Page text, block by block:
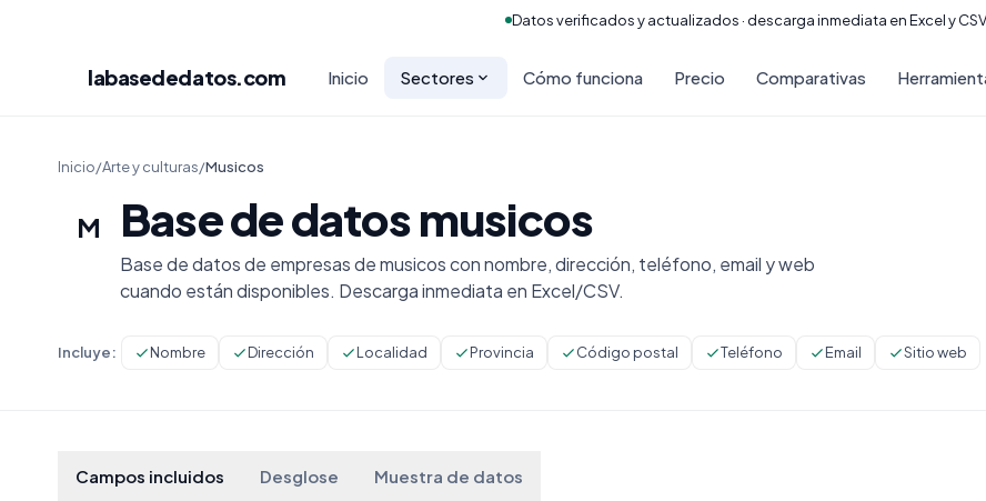
Datos verificados y actualizados · descarga inmediata en Excel y CSV
labasededatos.com Inicio Sectores Cómo funciona Precio Comparativas
Inicio/Arte y culturas/Musicos
M Base de datos musicos
Base de datos de empresas de musicos con nombre, dirección, teléfono, email y web
cuando están disponibles. Descarga inmediata en Excel/CSV.
Incluye: Nombre Dirección Localidad Provincia Código postal Teléfono Email Sitio web
Campos incluidos Desglose Muestra de datos